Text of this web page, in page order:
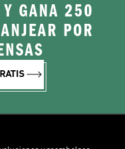
Y GANA 250
POR